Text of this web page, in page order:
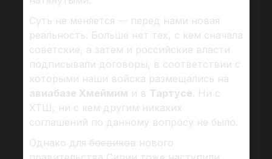
Суть не меняется — перед нами новая
реальность. Больше нет тех, с кем сначала
советские, а затем и российские власти
подписывали договоры, в соответствии с
которыми наши войска размещались на
авиабазе Хмеймим и в Тартусе. Ни с
ХТШ, ни с кем другим никаких
соглашений по данному вопросу не было.
Однако для боевиков нового